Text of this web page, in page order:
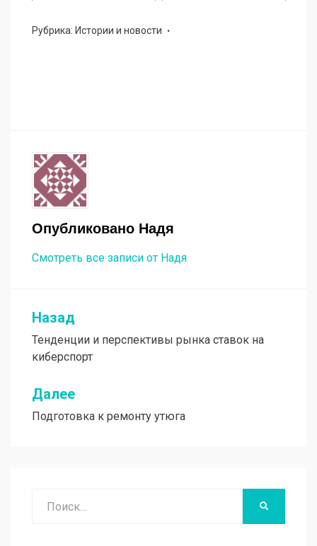
Рубрика: Истории и новости
Опубликовано Надя
Смотреть все записи от Надя
Навигация
по
записям
Назад
Тенденции и перспективы рынка ставок на
киберспорт
Далее
Подготовка к ремонту утюга